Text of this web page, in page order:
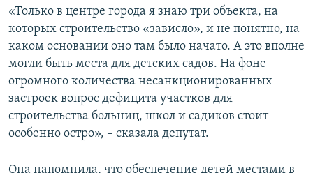
КРЫМ.НЕПОКОРЕННЫЙ
УКРАИНСКАЯ ПРОБЛЕМА КРЫМА
Все сайты RFE/RL
«Только в центре города я знаю три объекта, на
которых строительство «зависло», и не понятно, на
каком основании оно там было начато. А это вполне
могли быть места для детских садов. На фоне
огромного количества несанкционированных
застроек вопрос дефицита участков для
строительства больниц, школ и садиков стоит
особенно остро», – сказала депутат.
Она напомнила, что обеспечение детей местами в